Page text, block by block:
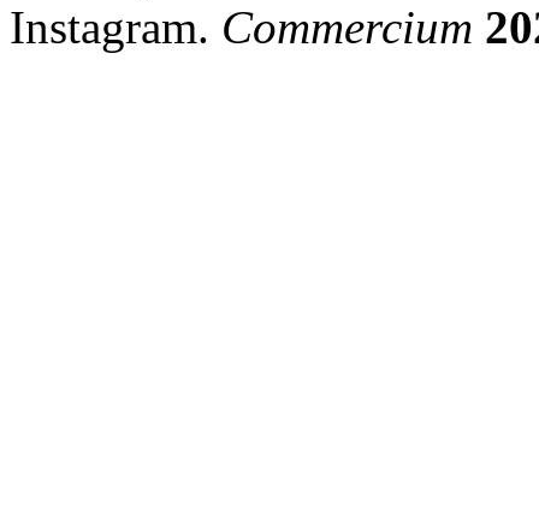
Instagram. Commercium